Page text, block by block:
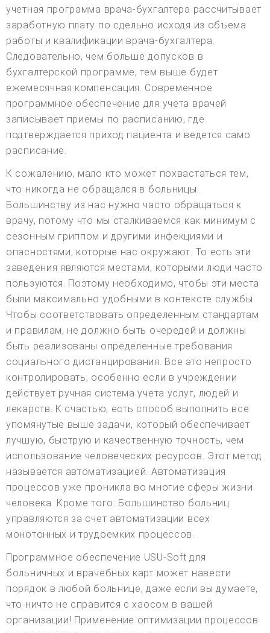
учетная программа врача-бухгалтера рассчитывает
заработную плату по сдельно исходя из объема
работы и квалификации врача-бухгалтера.
Следовательно, чем больше допусков в
бухгалтерской программе, тем выше будет
ежемесячная компенсация. Современное
программное обеспечение для учета врачей
записывает приемы по расписанию, где
подтверждается приход пациента и ведется само
расписание.
К сожалению, мало кто может похвастаться тем,
что никогда не обращался в больницы.
Большинству из нас нужно часто обращаться к
врачу, потому что мы сталкиваемся как минимум с
сезонным гриппом и другими инфекциями и
опасностями, которые нас окружают. То есть эти
заведения являются местами, которыми люди часто
пользуются. Поэтому необходимо, чтобы эти места
были максимально удобными в контексте службы.
Чтобы соответствовать определенным стандартам
и правилам, не должно быть очередей и должны
быть реализованы определенные требования
социального дистанцирования. Все это непросто
контролировать, особенно если в учреждении
действует ручная система учета услуг, людей и
лекарств. К счастью, есть способ выполнить все
упомянутые выше задачи, который обеспечивает
лучшую, быструю и качественную точность, чем
использование человеческих ресурсов. Этот метод
называется автоматизацией. Автоматизация
процессов уже проникла во многие сферы жизни
человека. Кроме того: Большинство больниц
управляются за счет автоматизации всех
монотонных и трудоемких процессов.
Программное обеспечение USU-Soft для
больничных и врачебных карт может навести
порядок в любой больнице, даже если вы думаете,
что ничто не справится с хаосом в вашей
организации! Применение оптимизации процессов